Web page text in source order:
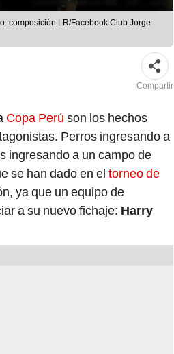
composición LR/Facebook Club Jorge
Compartir
Copa Perú son los hechos
Perros ingresando a
ingresando a un campo de
se han dado en el torneo de
ya que un equipo de
a su nuevo fichaje: Harry